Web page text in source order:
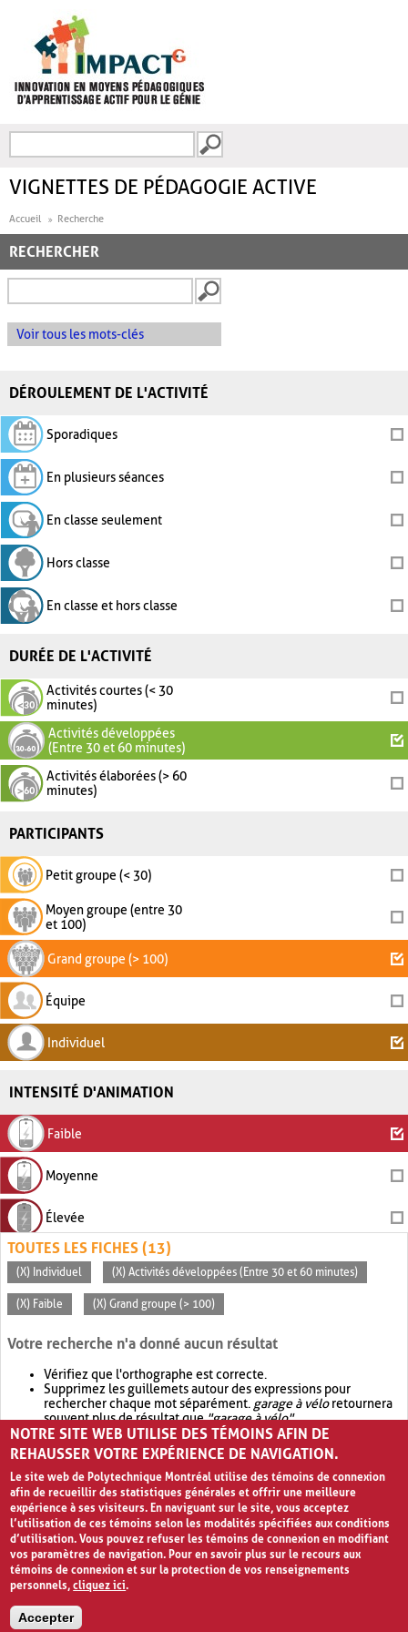
FORMULAIRE DE
VIGNETTES DE PÉDAGOGIE ACTIVE
Accueil Recherche
RECHERCHER
Voir tous les mots-clés
DÉROULEMENT DE L'ACTIVITÉ
Sporadiques
En plusieurs séances
En classe seulement
Hors classe
En classe et hors classe
DURÉE DE L'ACTIVITÉ
Activités courtes (< 30
minutes)
Activités développées
(Entre 30 et 60 minutes)
Activités élaborées (> 60
minutes)
PARTICIPANTS
Petit groupe (< 30)
Moyen groupe (entre 30
et 100)
Grand groupe (> 100)
Équipe
Individuel
INTENSITÉ D'ANIMATION
Faible
Moyenne
Élevée
TOUTES LES FICHES (13)
(X) Individuel (X) Activités développées (Entre 30 et 60 minutes)
(X) Faible (X) Grand groupe (> 100)
Votre recherche n'a donné aucun résultat
Vérifiez que l'orthographe est correcte.
Supprimez les guillemets autour des expressions pour
rechercher chaque mot séparément. garage à véloretournera
souvent plus de résultat que"garage à vélo".
Envisagez d'élargir votre recherche avec OR.garage OR vélo
retournera souvent plus de résultat quegarage à vélo
NOTRE SITE WEB UTILISE DES TÉMOINS AFIN DE
REHAUSSER VOTRE EXPÉRIENCE DE NAVIGATION.
Le site web de Polytechnique Montréal utilise des témoins de connexion
afin de recueillir des statistiques générales et offrir une meilleure
expérience à ses visiteurs. En naviguant sur le site, vous acceptez
l’utilisation de ces témoins selon les modalités spécifiées aux conditions
d’utilisation. Vous pouvez refuser les témoins de connexion en modifiant
vos paramètres de navigation. Pour en savoir plus sur le recours aux
témoins de connexion et sur la protection de vos renseignements
personnels,cliquez ici.
Accepter